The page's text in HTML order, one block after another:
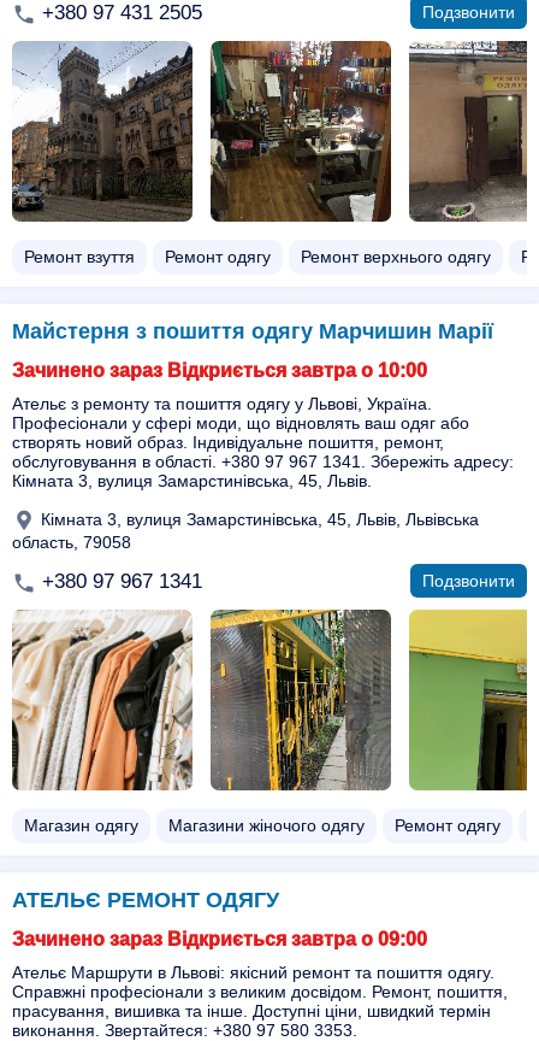
+380 97 431 2505 Подзвонити
Ремонт взуття Ремонт одягу Ремонт верхнього одягу
Майстерня з пошиття одягу Марчишин Марії
Зачинено зараз Відкриється завтра о 10:00
Ательє з ремонту та пошиття одягу у Львові, Україна.
Професіонали у сфері моди, що відновлять ваш одяг або
створять новий образ. Індивідуальне пошиття, ремонт,
обслуговування в області. +380 97 967 1341. Збережіть адресу:
Кімната 3, вулиця Замарстинівська, 45, Львів.
Кімната 3, вулиця Замарстинівська, 45, Львів, Львівська
область, 79058
+380 97 967 1341 Подзвонити
Магазин одягу Магазини жіночого одягу Ремонт одягу
АТЕЛЬЄ РЕМОНТ ОДЯГУ
Зачинено зараз Відкриється завтра о 09:00
Ательє Маршрути в Львові: якісний ремонт та пошиття одягу.
Справжні професіонали з великим досвідом. Ремонт, пошиття,
прасування, вишивка та інше. Доступні ціни, швидкий термін
виконання. Звертайтеся: +380 97 580 3353.